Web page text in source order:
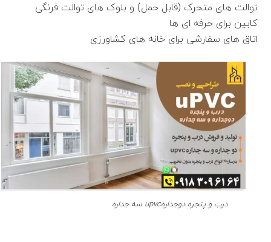
توالت های متحرک (قابل حمل) و بلوک های توالت فرنگی
کابین برای حرفه ای ها
اتاق های سفارشی برای خانه های کشاورزی
درب و پنجره دوجدارهupvc سه جداره